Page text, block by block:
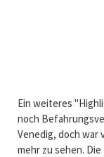
Ein weiteres
noch
Venedig, doch war
mehr zu sehen.